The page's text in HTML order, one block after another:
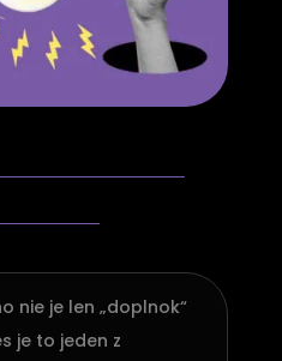
nie je len „doplnok“
je to jeden z